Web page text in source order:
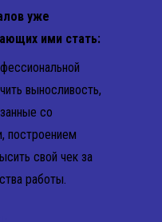
уже
ими стать:
выносливость,
со
построением
свой чек за
работы.